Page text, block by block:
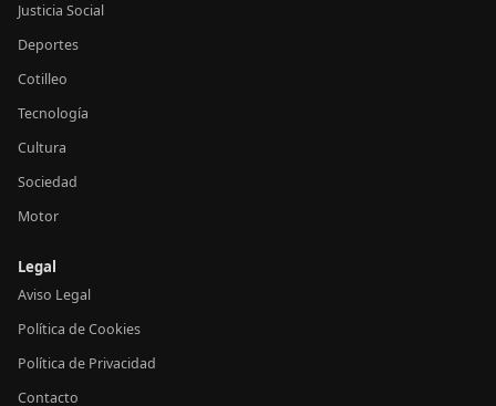
Justicia Social
Deportes
Cotilleo
Tecnología
Cultura
Sociedad
Motor
Legal
Aviso Legal
Política de Cookies
Política de Privacidad
Contacto